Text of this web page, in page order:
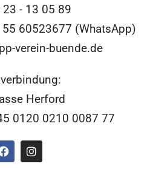
23 - 13 05 89
60523677 (WhatsApp)
verein-buende.de
Herford
0120 0210 0087 77